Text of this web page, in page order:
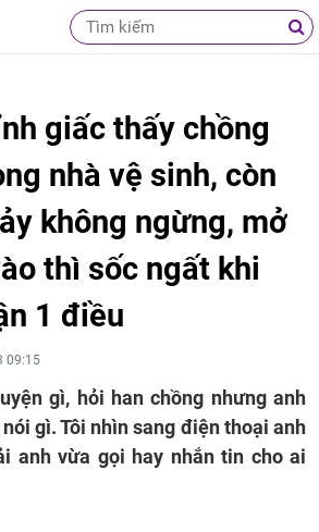
giấc thấy chồng
nhà vệ sinh, còn
không ngừng, mở
thì sốc ngất khi
1 điều
09:15
gì, hỏi han chồng nhưng anh
gì. Tôi nhìn sang điện thoại anh
anh vừa gọi hay nhắn tin cho ai